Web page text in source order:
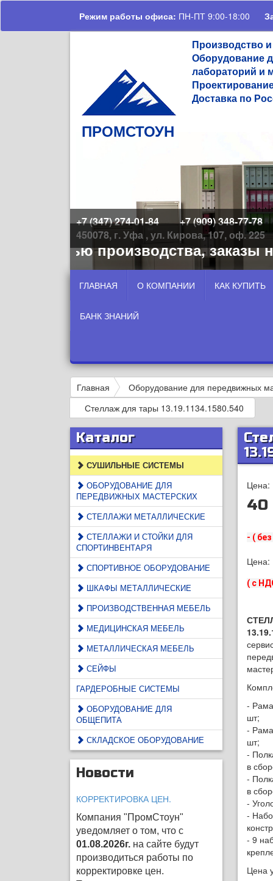
Режим работы офиса: ПН-ПТ 9:00-18:00
ПРОМСТОУН
Производство
Оборудование
лабораторий и
Доставка по
+7 (347) 274-01-84
+7 (909) 348-77-78
450078, г. Уфа , ул. Кирова, 107, оф. 225
производства, заказы на
ГЛАВНАЯ О КОМПАНИИ КАК КУПИТЬ
БАНК ЗНАНИЙ
Главная
Оборудование для передвижных
Стеллаж для тары 13.19.1134.1580.540
Каталог
СУШИЛЬНЫЕ СИСТЕМЫ
ОБОРУДОВАНИЕ ДЛЯ
ПЕРЕДВИЖНЫХ МАСТЕРСКИХ
СТЕЛЛАЖИ МЕТАЛЛИЧЕСКИЕ
СТЕЛЛАЖИ И СТОЙКИ ДЛЯ
СПОРТИНВЕНТАРЯ
СПОРТИВНОЕ ОБОРУДОВАНИЕ
ШКАФЫ МЕТАЛЛИЧЕСКИЕ
ПРОИЗВОДСТВЕННАЯ МЕБЕЛЬ
МЕДИЦИНСКАЯ МЕБЕЛЬ
МЕТАЛЛИЧЕСКАЯ МЕБЕЛЬ
СЕЙФЫ
ГАРДЕРОБНЫЕ СИСТЕМЫ
ОБОРУДОВАНИЕ ДЛЯ
ОБЩЕПИТА
СКЛАДСКОЕ ОБОРУДОВАНИЕ
Новости
КОРРЕКТИРОВКА ЦЕН.
Компания "ПромСтоун"
уведомляет о том, что с
01.08.2026г. на сайте будут
производиться работы по
корректировке цен.
Цена:
40
- (
Цена:
( с
-
шт;
-
шт;
-
в
-
в
-
-
- 9
Цена